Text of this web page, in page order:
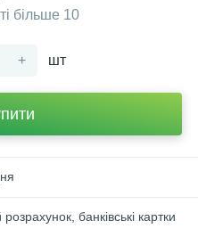
більше 10
+ шт
розрахунок, банківські картки